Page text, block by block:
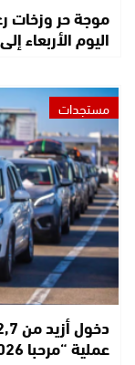
موجة حر وزخات
اليوم
مستجدات
عملية “مرحبا 2026”